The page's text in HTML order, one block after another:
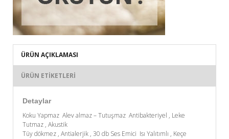
ÜRÜN AÇIKLAMASI
ÜRÜN ETIKETLERI
Detaylar
Koku Yapmaz Alev almaz – Tutuşmaz Antibakteriyel , Leke
Tutmaz , Akustik
Tüy dökmez , Antialerjik , 30 db Ses Emici Isı Yalıtımlı , Keçe